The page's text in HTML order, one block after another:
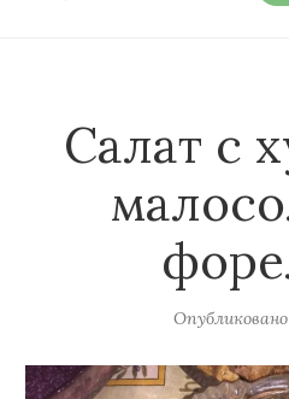
Салат с
Опубликовано